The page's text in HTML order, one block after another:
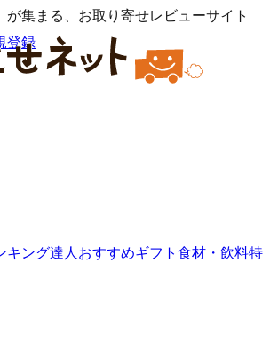
が集まる、お取り寄せレビューサイト
登録
キング達人おすすめギフト 食材・飲料特